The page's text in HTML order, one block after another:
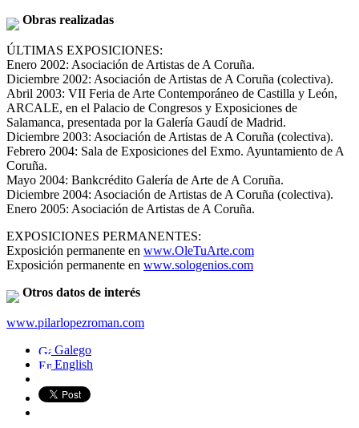
Obras realizadas
ÚLTIMAS EXPOSICIONES:
Enero 2002: Asociación de Artistas de A Coruña.
Diciembre 2002: Asociación de Artistas de A Coruña (colectiva).
Abril 2003: VII Feria de Arte Contemporáneo de Castilla y León,
ARCALE, en el Palacio de Congresos y Exposiciones de
Salamanca, presentada por la Galería Gaudí de Madrid.
Diciembre 2003: Asociación de Artistas de A Coruña (colectiva).
Febrero 2004: Sala de Exposiciones del Exmo. Ayuntamiento de A
Coruña.
Mayo 2004: Bankcrédito Galería de Arte de A Coruña.
Diciembre 2004: Asociación de Artistas de A Coruña (colectiva).
Enero 2005: Asociación de Artistas de A Coruña.
EXPOSICIONES PERMANENTES:
Exposición permanente en www.OleTuArte.com
Exposición permanente en www.sologenios.com
Otros datos de interés
www.pilarlopezroman.com
Galego
English